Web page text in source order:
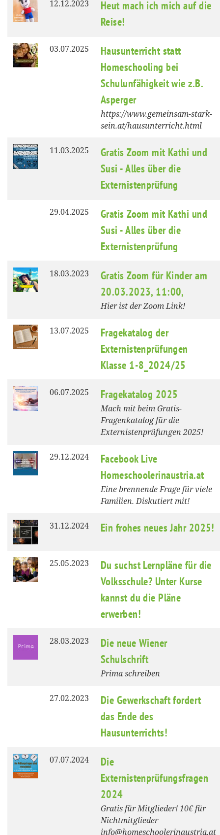
12.12.2023
Heut mach ich mich auf die
Reise!
03.07.2025
Hausunterricht statt
Homeschooling bei
Schulunfähigkeit wie z.B.
Asperger
https://www.gemeinsam-stark-
sein.at/hausunterricht.html
11.03.2025
Gratis Zoom mit Kathi und
Susi - Alles über die
Externistenprüfung
29.04.2025
Gratis Zoom mit Kathi und
Susi - Alles über die
Externistenprüfung
18.03.2023
Gratis Zoom für Kinder am
20.03.2023, 11:00,
Hier ist der Zoom Link!
13.07.2025
Fragekatalog der
Externistenprüfungen
Klasse 1-8_2024/25
06.07.2025 Fragekatalog 2025
Mach mit beim Gratis-
Fragenkatalog für die
Externistenprüfungen 2025!
29.12.2024
Facebook Live
Homeschoolerinaustria.at
Eine brennende Frage für viele
Familien. Diskutiert mit!
31.12.2024 Ein frohes neues Jahr 2025!
25.05.2023
Du suchst Lernpläne für die
Volksschule? Unter Kurse
kannst du die Pläne
erwerben!
28.03.2023
Die neue Wiener
Schulschrift
Prima schreiben
27.02.2023
Die Gewerkschaft fordert
das Ende des
Hausunterrichts!
07.07.2024
Die
Externistenprüfungsfragen
2024
Gratis für Mitglieder! 10€ für
Nichtmitglieder
info@homeschoolerinaustria.at